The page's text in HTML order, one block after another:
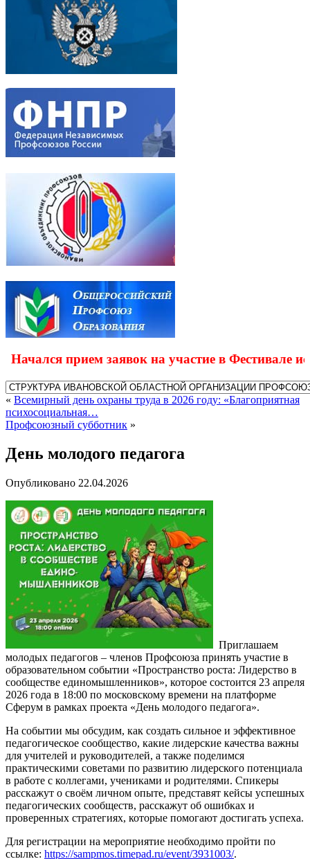
прием заявок на участие в Фестивале
« Всемирный день охраны труда в 2026 году: «Благоприятная
психосоциальная…
Профсоюзный субботник »
День молодого педагога
Опубликовано 22.04.2026
Приглашаем
молодых педагогов – членов Профсоюза принять участие в
образовательном событии «Пространство роста: Лидерство в
сообществе единомышленников», которое состоится 23 апреля
2026 года в 18:00 по московскому времени на платформе
Сферум в рамках проекта «День молодого педагога».
На событии мы обсудим, как создать сильное и эффективное
педагогическое сообщество, какие лидерские качества важны
для учителей и руководителей, а также поделимся
практическими советами по развитию лидерского потенциала
в работе с коллегами, учениками и родителями. Спикеры
расскажут о своём личном опыте, представят кейсы успешных
педагогических сообществ, расскажут об ошибках и
проверенных стратегиях, которые помогают достигать успеха.
Для регистрации на мероприятие необходимо пройти по
ссылке: https://sampmos.timepad.ru/event/3931003/.